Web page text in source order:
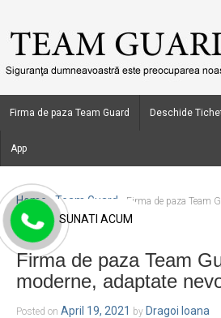
Firma de paza Team Guard Deschide
App
Home › Team Guard
Firma de paza Team
dumneavoastra
Firma de paza Team
moderne, adaptate
Posted on April 19, 2021 by Dragoi Ioana
SUNATI ACUM